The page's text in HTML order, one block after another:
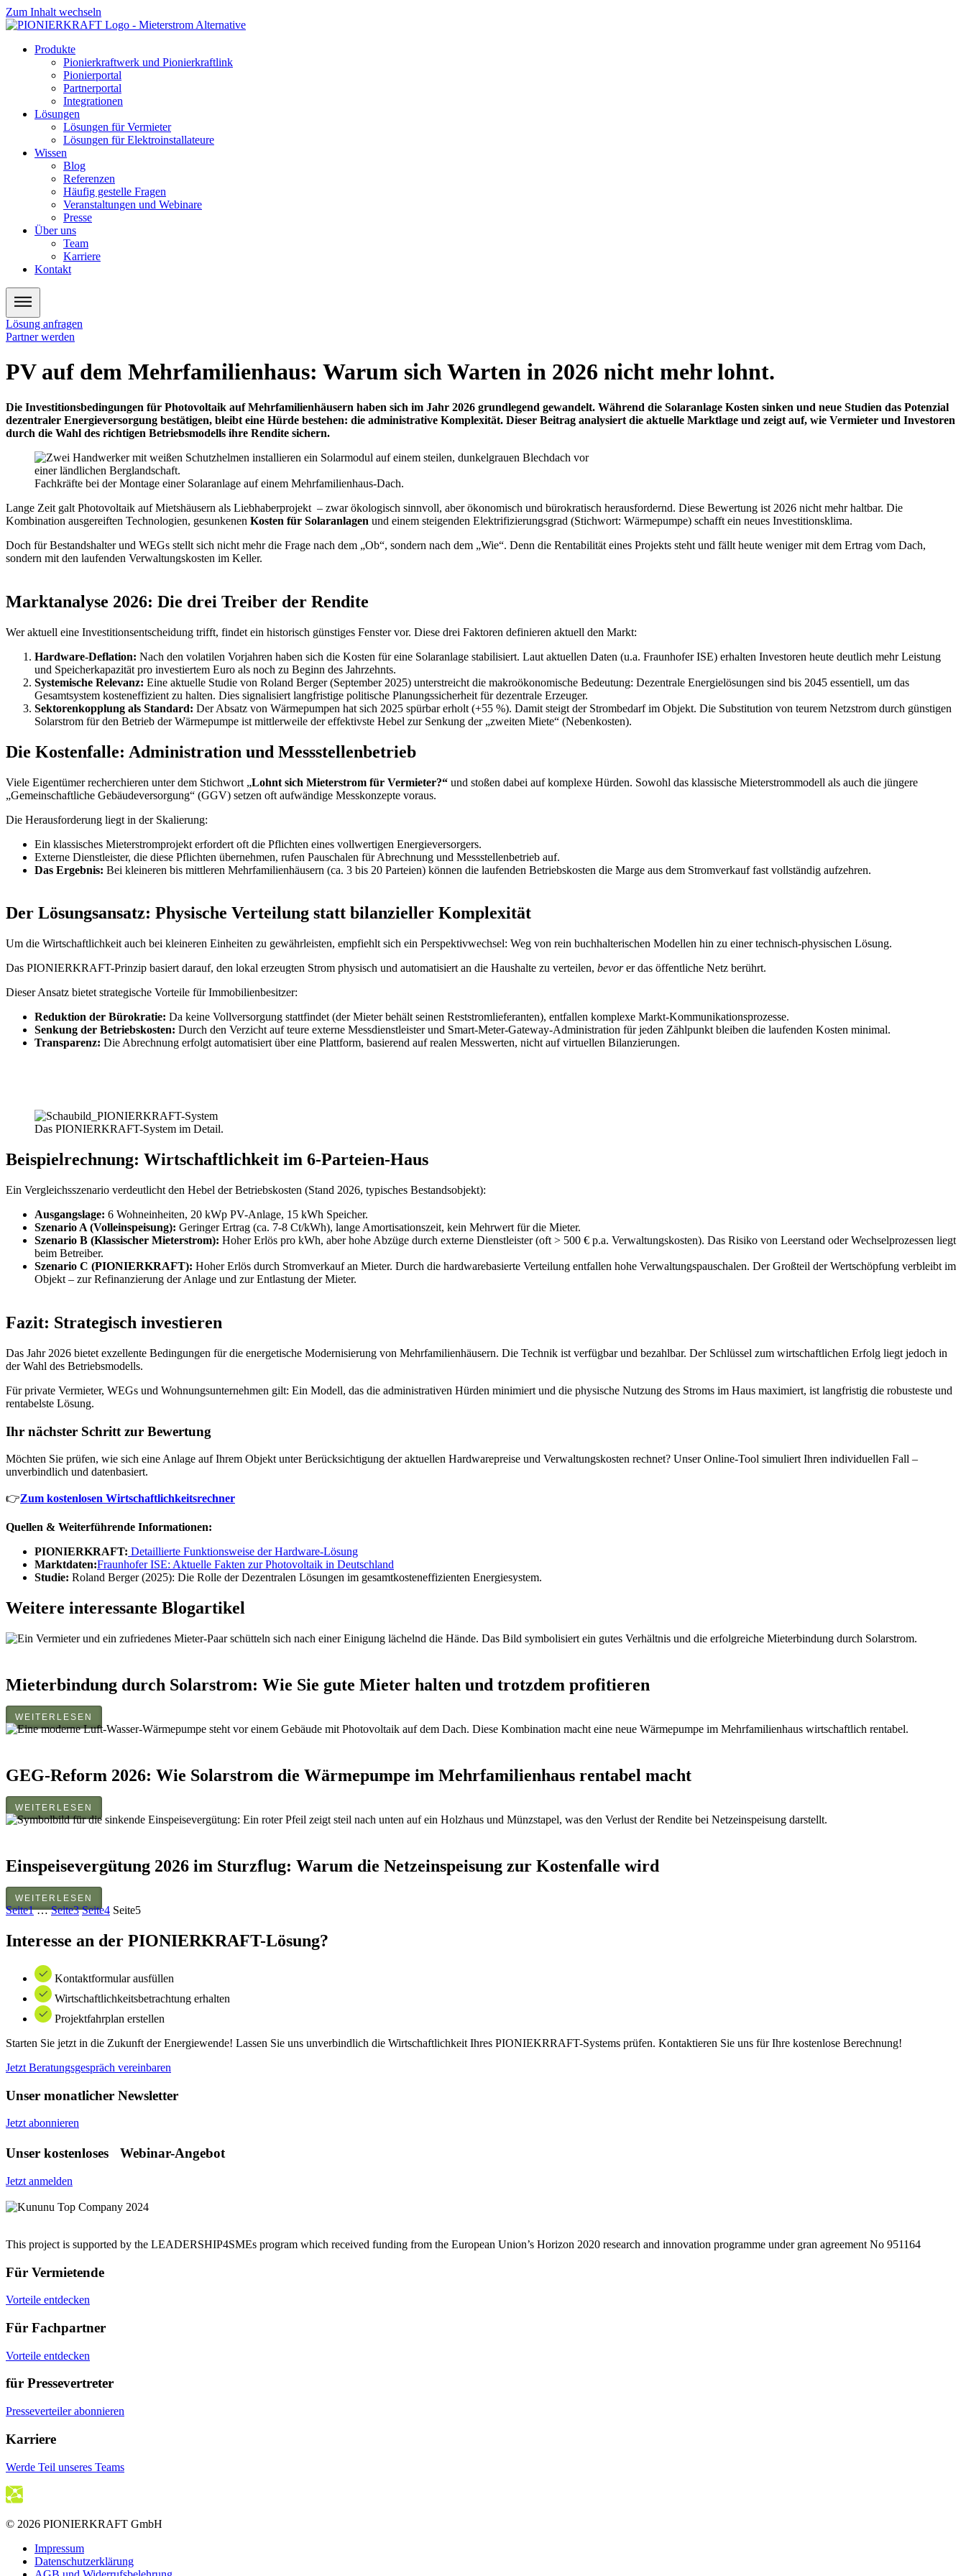
Zum Inhalt wechseln
Produkte
Pionierkraftwerk und Pionierkraftlink
Pionierportal
Partnerportal
Integrationen
Lösungen
Lösungen für Vermieter
Lösungen für Elektroinstallateure
Wissen
Blog
Referenzen
Häufig gestelle Fragen
Veranstaltungen und Webinare
Presse
Über uns
Team
Karriere
Kontakt
Lösung anfragen
Partner werden
PV auf dem Mehrfamilienhaus: Warum sich Warten in 2026 nicht mehr lohnt.
Die Investitionsbedingungen für Photovoltaik auf Mehrfamilienhäusern haben sich im Jahr 2026 grundlegend gewandelt. Während die Solaranlage Kosten sinken und neue Studien das Potenzial
dezentraler Energieversorgung bestätigen, bleibt eine Hürde bestehen: die administrative Komplexität. Dieser Beitrag analysiert die aktuelle Marktlage und zeigt auf, wie Vermieter und Investoren
durch die Wahl des richtigen Betriebsmodells ihre Rendite sichern.
Fachkräfte bei der Montage einer Solaranlage auf einem Mehrfamilienhaus-Dach.
Lange Zeit galt Photovoltaik auf Mietshäusern als Liebhaberprojekt – zwar ökologisch sinnvoll, aber ökonomisch und bürokratisch herausfordernd. Diese Bewertung ist 2026 nicht mehr haltbar. Die
Kombination ausgereiften Technologien, gesunkenen Kosten für Solaranlagen und einem steigenden Elektrifizierungsgrad (Stichwort: Wärmepumpe) schafft ein neues Investitionsklima.
Doch für Bestandshalter und WEGs stellt sich nicht mehr die Frage nach dem „Ob“, sondern nach dem „Wie“. Denn die Rentabilität eines Projekts steht und fällt heute weniger mit dem Ertrag vom Dach,
sondern mit den laufenden Verwaltungskosten im Keller.
Marktanalyse 2026: Die drei Treiber der Rendite
Wer aktuell eine Investitionsentscheidung trifft, findet ein historisch günstiges Fenster vor. Diese drei Faktoren definieren aktuell den Markt:
Hardware-Deflation: Nach den volatilen Vorjahren haben sich die Kosten für eine Solaranlage stabilisiert. Laut aktuellen Daten (u.a. Fraunhofer ISE) erhalten Investoren heute deutlich mehr Leistung
und Speicherkapazität pro investiertem Euro als noch zu Beginn des Jahrzehnts.
Systemische Relevanz: Eine aktuelle Studie von Roland Berger (September 2025) unterstreicht die makroökonomische Bedeutung: Dezentrale Energielösungen sind bis 2045 essentiell, um das
Gesamtsystem kosteneffizient zu halten. Dies signalisiert langfristige politische Planungssicherheit für dezentrale Erzeuger.
Sektorenkopplung als Standard: Der Absatz von Wärmepumpen hat sich 2025 spürbar erholt (+55 %). Damit steigt der Strombedarf im Objekt. Die Substitution von teurem Netzstrom durch günstigen
Solarstrom für den Betrieb der Wärmepumpe ist mittlerweile der effektivste Hebel zur Senkung der „zweiten Miete“ (Nebenkosten).
Die Kostenfalle: Administration und Messstellenbetrieb
Viele Eigentümer recherchieren unter dem Stichwort „Lohnt sich Mieterstrom für Vermieter?“ und stoßen dabei auf komplexe Hürden. Sowohl das klassische Mieterstrommodell als auch die jüngere
„Gemeinschaftliche Gebäudeversorgung“ (GGV) setzen oft aufwändige Messkonzepte voraus.
Die Herausforderung liegt in der Skalierung:
Ein klassisches Mieterstromprojekt erfordert oft die Pflichten eines vollwertigen Energieversorgers.
Externe Dienstleister, die diese Pflichten übernehmen, rufen Pauschalen für Abrechnung und Messstellenbetrieb auf.
Das Ergebnis: Bei kleineren bis mittleren Mehrfamilienhäusern (ca. 3 bis 20 Parteien) können die laufenden Betriebskosten die Marge aus dem Stromverkauf fast vollständig aufzehren.
Der Lösungsansatz: Physische Verteilung statt bilanzieller Komplexität
Um die Wirtschaftlichkeit auch bei kleineren Einheiten zu gewährleisten, empfiehlt sich ein Perspektivwechsel: Weg von rein buchhalterischen Modellen hin zu einer technisch-physischen Lösung.
Das PIONIERKRAFT-Prinzip basiert darauf, den lokal erzeugten Strom physisch und automatisiert an die Haushalte zu verteilen, bevorer das öffentliche Netz berührt.
Dieser Ansatz bietet strategische Vorteile für Immobilienbesitzer:
Reduktion der Bürokratie: Da keine Vollversorgung stattfindet (der Mieter behält seinen Reststromlieferanten), entfallen komplexe Markt-Kommunikationsprozesse.
Senkung der Betriebskosten: Durch den Verzicht auf teure externe Messdienstleister und Smart-Meter-Gateway-Administration für jeden Zählpunkt bleiben die laufenden Kosten minimal.
Transparenz: Die Abrechnung erfolgt automatisiert über eine Plattform, basierend auf realen Messwerten, nicht auf virtuellen Bilanzierungen.
Das PIONIERKRAFT-System im Detail.
Beispielrechnung: Wirtschaftlichkeit im 6-Parteien-Haus
Ein Vergleichsszenario verdeutlicht den Hebel der Betriebskosten (Stand 2026, typisches Bestandsobjekt):
Ausgangslage: 6 Wohneinheiten, 20 kWp PV-Anlage, 15 kWh Speicher.
Szenario A (Volleinspeisung): Geringer Ertrag (ca. 7-8 Ct/kWh), lange Amortisationszeit, kein Mehrwert für die Mieter.
Szenario B (Klassischer Mieterstrom): Hoher Erlös pro kWh, aber hohe Abzüge durch externe Dienstleister (oft > 500 € p.a. Verwaltungskosten). Das Risiko von Leerstand oder Wechselprozessen liegt
beim Betreiber.
Szenario C (PIONIERKRAFT): Hoher Erlös durch Stromverkauf an Mieter. Durch die hardwarebasierte Verteilung entfallen hohe Verwaltungspauschalen. Der Großteil der Wertschöpfung verbleibt im
Objekt – zur Refinanzierung der Anlage und zur Entlastung der Mieter.
Fazit: Strategisch investieren
Das Jahr 2026 bietet exzellente Bedingungen für die energetische Modernisierung von Mehrfamilienhäusern. Die Technik ist verfügbar und bezahlbar. Der Schlüssel zum wirtschaftlichen Erfolg liegt jedoch in
der Wahl des Betriebsmodells.
Für private Vermieter, WEGs und Wohnungsunternehmen gilt: Ein Modell, das die administrativen Hürden minimiert und die physische Nutzung des Stroms im Haus maximiert, ist langfristig die robusteste und
rentabelste Lösung.
Ihr nächster Schritt zur Bewertung
Möchten Sie prüfen, wie sich eine Anlage auf Ihrem Objekt unter Berücksichtigung der aktuellen Hardwarepreise und Verwaltungskosten rechnet? Unser Online-Tool simuliert Ihren individuellen Fall –
unverbindlich und datenbasiert.
👉Zum kostenlosen Wirtschaftlichkeitsrechner
Quellen & Weiterführende Informationen:
PIONIERKRAFT: Detaillierte Funktionsweise der Hardware-Lösung
Marktdaten:Fraunhofer ISE: Aktuelle Fakten zur Photovoltaik in Deutschland
Studie: Roland Berger (2025): Die Rolle der Dezentralen Lösungen im gesamtkosteneffizienten Energiesystem.
Weitere interessante Blogartikel
Mieterbindung durch Solarstrom: Wie Sie gute Mieter halten und trotzdem profitieren
WEITERLESEN
GEG-Reform 2026: Wie Solarstrom die Wärmepumpe im Mehrfamilienhaus rentabel macht
WEITERLESEN
Einspeisevergütung 2026 im Sturzflug: Warum die Netzeinspeisung zur Kostenfalle wird
WEITERLESEN
Seite1 … Seite3 Seite4 Seite5
Interesse an der PIONIERKRAFT-Lösung?
Kontaktformular ausfüllen
Wirtschaftlichkeitsbetrachtung erhalten
Projektfahrplan erstellen
Starten Sie jetzt in die Zukunft der Energiewende! Lassen Sie uns unverbindlich die Wirtschaftlichkeit Ihres PIONIEKRRAFT-Systems prüfen. Kontaktieren Sie uns für Ihre kostenlose Berechnung!
Jetzt Beratungsgespräch vereinbaren
Unser monatlicher Newsletter
Jetzt abonnieren
Unser kostenloses Webinar-Angebot
Jetzt anmelden
This project is supported by the LEADERSHIP4SMEs program which received funding from the European Union’s Horizon 2020 research and innovation programme under gran agreement No 951164
Für Vermietende
Vorteile entdecken
Für Fachpartner
Vorteile entdecken
für Pressevertreter
Presseverteiler abonnieren
Karriere
Werde Teil unseres Teams
© 2026 PIONIERKRAFT GmbH
Impressum
Datenschutzerklärung